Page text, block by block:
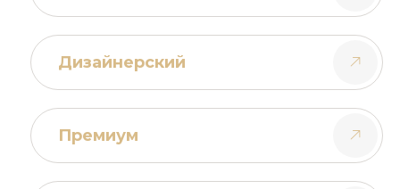
Дизайнерский
Премиум